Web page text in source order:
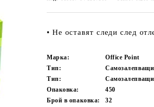
• Не оставят следи след
Марка:
Office Point
Тип:
Тип:
Опаковка:
450
Брой в опаковка:
32